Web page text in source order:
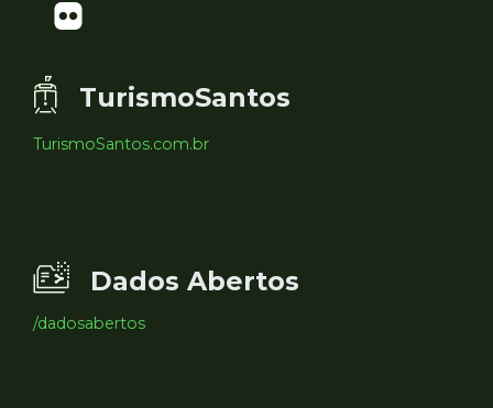
TurismoSantos
TurismoSantos.com.br
Dados Abertos
/dadosabertos